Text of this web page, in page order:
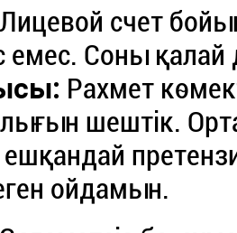
Лицевой счет
Соны қалай
Рахмет
шештік.
ойдамын.